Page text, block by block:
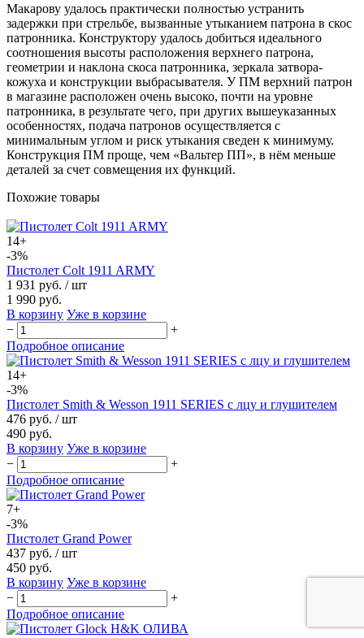
Макарову удалось практически полностью устранить
задержки при стрельбе, вызванные утыканием патрона в скос
патронника. Конструктору удалось добиться идеального
соотношения высоты расположения верхнего патрона,
геометрии и наклона скоса патронника, зеркала затвора-
кожуха и конструкции выбрасывателя. У ПМ верхний патрон
в магазине расположен очень высоко, почти на уровне
патронника, в результате чего, при других вышеуказанных
особенностях, подача патронов осуществляется с
минимальным углом и риск утыкания сведен к минимуму.
Конструкция ПМ проще, чем «Вальтер ПП», в нём меньше
деталей за счет совмещения их функций.
Похожие товары
14+
-3%
Пистолет Colt 1911 ARMY
1 931 руб. / шт
1 990 руб.
В корзину Уже в корзине
−
+
Подробное описание
14+
-3%
Пистолет Smith & Wesson 1911 SERIES с лцу и глушителем
476 руб. / шт
490 руб.
В корзину Уже в корзине
−
+
Подробное описание
7+
-3%
Пистолет Grand Power
437 руб. / шт
450 руб.
В корзину Уже в корзине
−
+
Подробное описание